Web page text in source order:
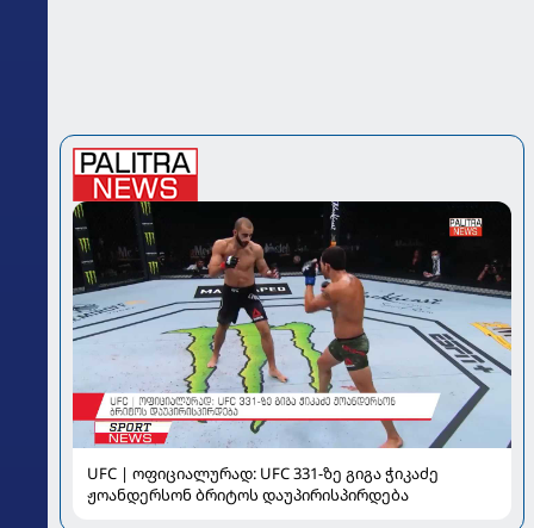
UFC | ოფიციალურად: UFC 331-ზე გიგა ჭიკაძე
ჟოანდერსონ ბრიტოს დაუპირისპირდება